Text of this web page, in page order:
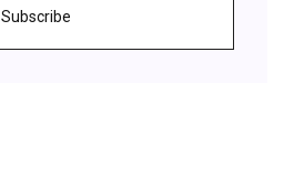
Subscribe